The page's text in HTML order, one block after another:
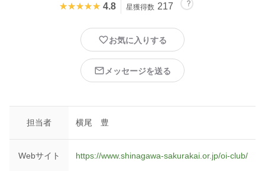
★★★★★
★★★★★ 4.8 星獲得数 217
お気に入りする
メッセージを送る
担当者 横尾 豊
Webサイト https://www.shinagawa-sakurakai.or.jp/oi-club/